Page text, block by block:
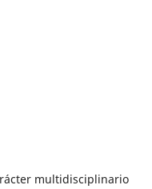
multidisciplinario